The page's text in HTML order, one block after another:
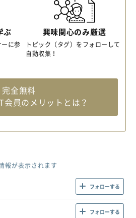
ぶ
に参
興味関心のみ厳選
トピック（タグ）をフォローして
自動収集！
完全無料
会員のメリットとは？
報が表示されます
フォローする
フォローする